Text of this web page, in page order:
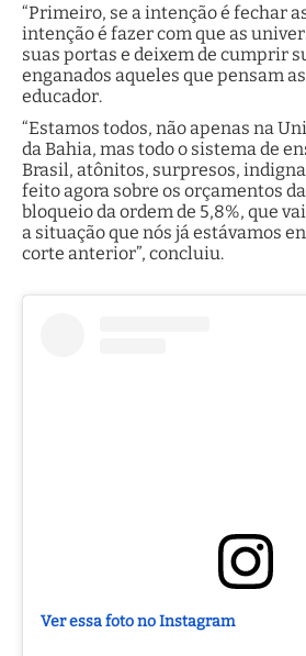
“Primeiro, se a intenção é fechar
intenção é fazer com que as
suas portas e deixem de cumprir
enganados aqueles que pensam
educador.
“Estamos todos, não apenas na
da Bahia, mas todo o sistema de
Brasil, atônitos, surpresos,
feito agora sobre os orçamentos
bloqueio da ordem de 5,8%, que
a situação que nós já estávamos
corte anterior”, concluiu.
Ver essa foto no Instagram